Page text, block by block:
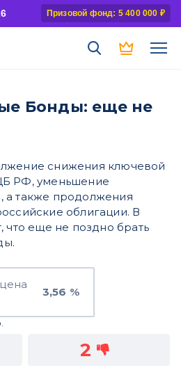
Призовой фонд: 5 400 000 ₽
Бонды: еще не
снижения ключевой
РФ, уменьшение
а также продолжения
облигации. В
что еще не поздно брать
3,56 %
2